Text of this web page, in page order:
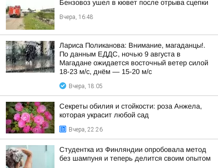
Бензовоз ушел в кювет после отрыва сцепки
Вчера, 16:48
Лариса Поликанова: Внимание, магаданцы!.
По данным ЕДДС, ночью 9 августа в
Магадане ожидается восточный ветер силой
18-23 м/с, днём — 15-20 м/с
Вчера, 18:05
Секреты обилия и стойкости: роза Анжела,
которая украсит любой сад
Вчера, 22:26
Студентка из Финляндии опробовала метод
без шампуня и теперь делится своим опытом